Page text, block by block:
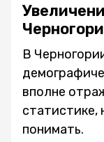
В
вполне
статистике,
понимать.